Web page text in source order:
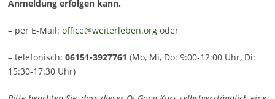
Anmeldung erfolgen kann.
– per E-Mail: office@weiterleben.orgoder
– telefonisch: 06151-3927761 (Mo, Mi, Do: 9:00-12:00 Uhr, Di:
15:30-17:30 Uhr)